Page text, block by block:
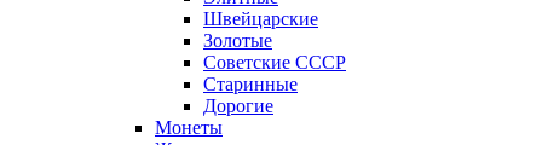
Швейцарские
Золотые
Советские СССР
Старинные
Дорогие
Монеты